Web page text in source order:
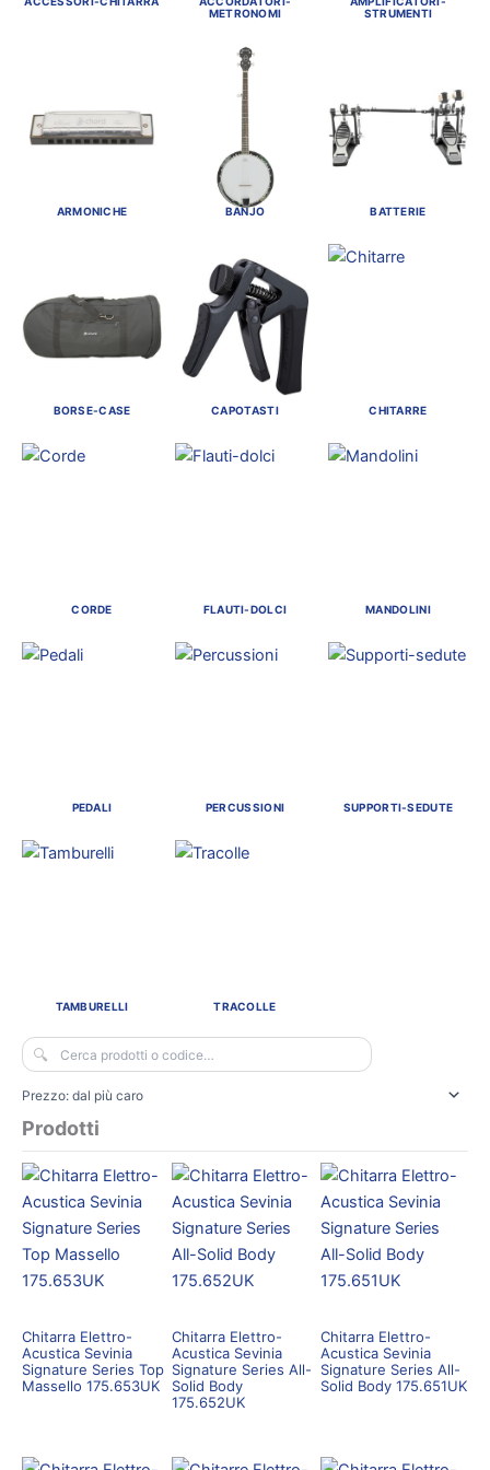
METRONOMI
STRUMENTI
ARMONICHE BANJO BATTERIE
BORSE-CASE CAPOTASTI CHITARRE
CORDE FLAUTI-DOLCI MANDOLINI
PEDALI PERCUSSIONI SUPPORTI-SEDUTE
TAMBURELLI TRACOLLE
Cerca:
Prodotti
Chitarra Elettro-
Acustica Sevinia
Signature Series Top
Massello 175.653UK
Chitarra Elettro-
Acustica Sevinia
Signature Series All-
Solid Body
175.652UK
Chitarra Elettro-
Acustica Sevinia
Signature Series All-
Solid Body 175.651UK